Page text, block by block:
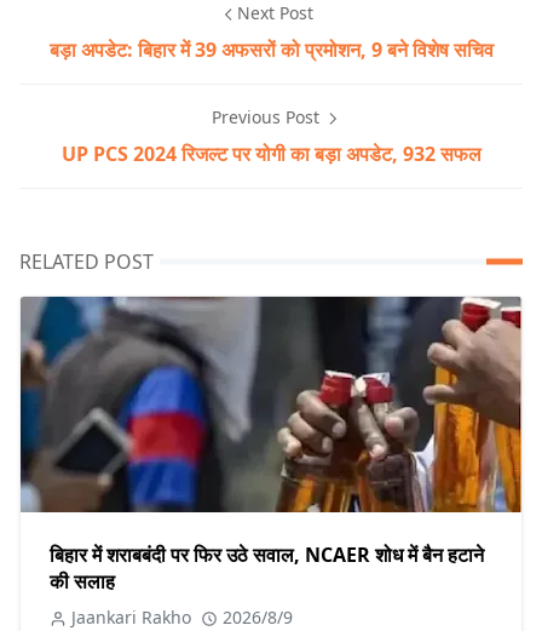
Next Post
बड़ा अपडेट: बिहार में 39 अफसरों को प्रमोशन, 9 बने विशेष सचिव
Previous Post
UP PCS 2024 रिजल्ट पर योगी का बड़ा अपडेट, 932 सफल
RELATED POST
बिहार में शराबबंदी पर फिर उठे सवाल, NCAER शोध में बैन हटाने
की सलाह
Jaankari Rakho 2026/8/9